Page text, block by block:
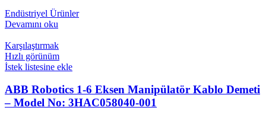
Endüstriyel Ürünler
Devamını oku
Karşılaştırmak
Hızlı görünüm
İstek listesine ekle
ABB Robotics 1-6 Eksen Manipülatör Kablo Demeti
– Model No: 3HAC058040-001